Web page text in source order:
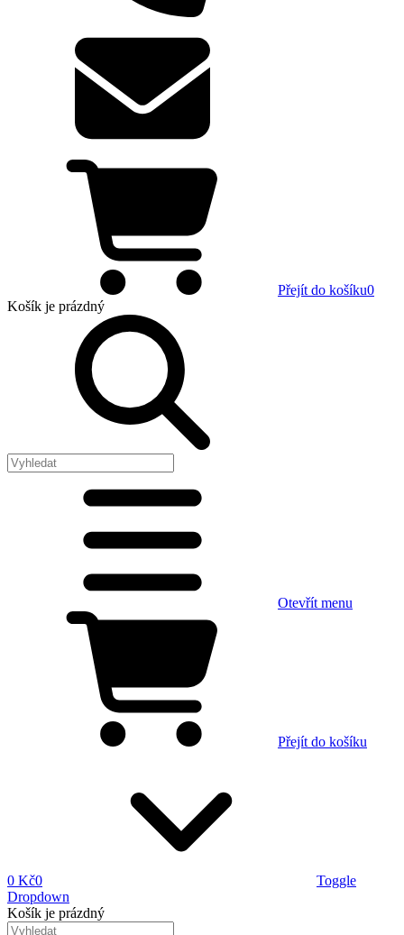
Přejít do košíku0
Košík je prázdný
Otevřít menu
Přejít do košíku
0 Kč0
Toggle
Dropdown
Košík je prázdný